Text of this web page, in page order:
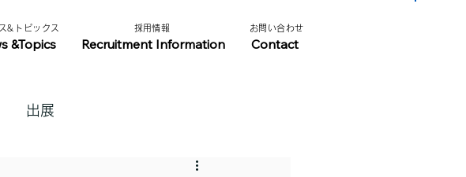
&Topics Recruitment Information Contact
&トピックス​ ​採用情報​​ ​お問い合わせ​
出展